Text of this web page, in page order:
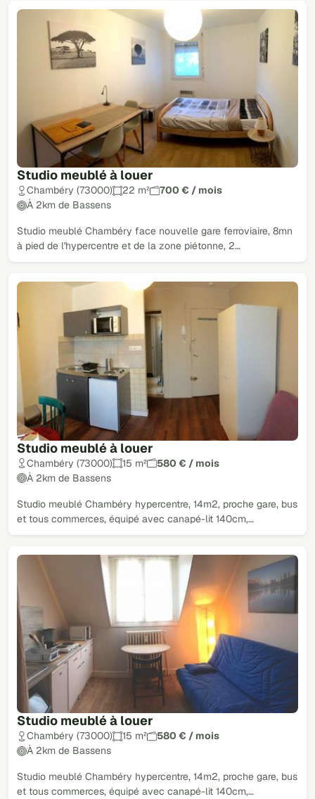
Studio meublé à louer
Chambéry (73000) 22 m²
700 € / mois
À 2km de Bassens
Studio meublé Chambéry face nouvelle gare ferroviaire, 8mn
à pied de l'hypercentre et de la zone piétonne, 2…
Studio meublé à louer
Chambéry (73000) 15 m²
580 € / mois
À 2km de Bassens
Studio meublé Chambéry hypercentre, 14m2, proche gare, bus
et tous commerces, équipé avec canapé-lit 140cm,…
Studio meublé à louer
Chambéry (73000) 15 m²
580 € / mois
À 2km de Bassens
Studio meublé Chambéry hypercentre, 14m2, proche gare, bus
et tous commerces, équipé avec canapé-lit 140cm,…